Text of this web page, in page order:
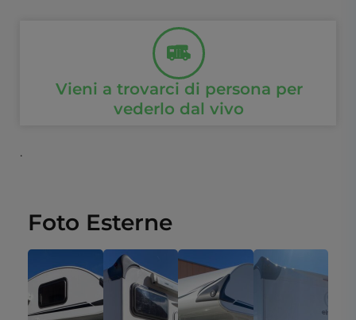
Vieni a trovarci di persona per
vederlo dal vivo
.
Foto Esterne